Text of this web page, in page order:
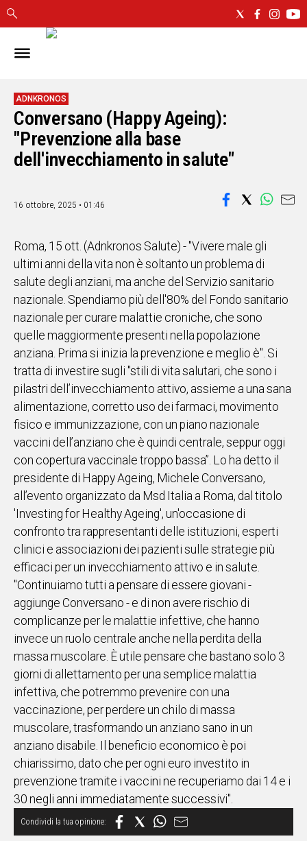
IN
CAGLIARI
SASSARI
NUORO
ORISTANO
SULCIS
OGLIASTRA
ALTRE
NOTIZIE
POLITICA
IN
ITALIA
NEL
MONDO
SPORT
EVENTI
STORIE
VIDEO
UNISCITI
AL CANALE
WHATSAPP
Social
ADNKRONOS
Conversano (Happy Ageing):
"Prevenzione alla base
dell'invecchiamento in salute"
16 ottobre, 2025 • 01:46
Roma, 15 ott. (Adnkronos Salute) - "Vivere male gli
ultimi anni della vita non è soltanto un problema di
salute degli anziani, ma anche del Servizio sanitario
nazionale. Spendiamo più dell'80% del Fondo sanitario
nazionale per curare malattie croniche, che sono
quelle maggiormente presenti nella popolazione
anziana. Prima si inizia la prevenzione e meglio è". Si
tratta di investire sugli "stili di vita salutari, che sono i
pilastri dell’invecchiamento attivo, assieme a una sana
alimentazione, corretto uso dei farmaci, movimento
fisico e immunizzazione, con un piano nazionale
vaccini dell’anziano che è quindi centrale, seppur oggi
con copertura vaccinale troppo bassa”. Lo ha detto il
presidente di Happy Ageing, Michele Conversano,
all’evento organizzato da Msd Italia a Roma, dal titolo
'Investing for Healthy Ageing', un'occasione di
confronto tra rappresentanti delle istituzioni, esperti
clinici e associazioni dei pazienti sulle strategie più
efficaci per un invecchiamento attivo e in salute.
"Continuiamo tutti a pensare di essere giovani -
aggiunge Conversano - e di non avere rischio di
complicanze per le malattie infettive, che hanno
invece un ruolo centrale anche nella perdita della
massa muscolare. È utile pensare che bastano solo 3
giorni di allettamento per una semplice malattia
infettiva, che potremmo prevenire con una
vaccinazione, per perdere un chilo di massa
muscolare, trasformando un anziano sano in un
anziano disabile. Il beneficio economico è poi
chiarissimo, dato che per ogni euro investito in
prevenzione tramite i vaccini ne recuperiamo dai 14 e i
30 negli anni immediatamente successivi".